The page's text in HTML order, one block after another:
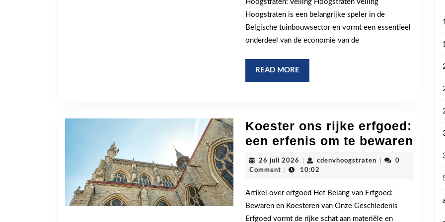
Hoogstraten:
Een
bloeiende
Hoogstraten: Veiling Hoogstraten Veiling
Hoogstraten is een belangrijke speler in de
Belgische tuinbouwsector en vormt een essentieel
onderdeel van de economie van de
READ MORE
MORE
Koester ons rijke erfgoed:
een erfenis om te bewaren
26 juli 2026 26
juli
cdenvhoogstraten cdenvhoogstraten
0
Comment
10:02
Artikel over erfgoed Het Belang van Erfgoed:
Bewaren en Koesteren van Onze Geschiedenis
Erfgoed vormt de rijke schat aan materiële en